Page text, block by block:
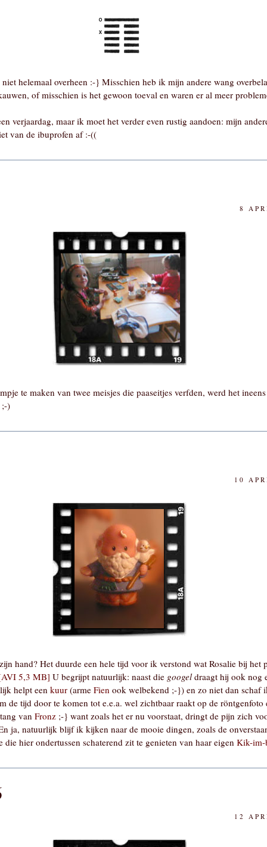
helemaal overheen :-} Misschien heb ik mijn andere wang
of misschien is het gewoon toeval en waren er al meer
verjaardag, maar ik moet het verder even rustig aandoen: mijn
van de ibuprofen af :-((
8
te maken van twee meisjes die paaseitjes verfden, werd het
;-)
10
hand? Het duurde een hele tijd voor ik verstond wat Rosalie bij het
5,3 MB] U begrijpt natuurlijk: naast die googeldraagt hij ook nog
helpt een kuur (arme Fien ook welbekend ;-}) en zo niet dan schaf
de tijd door te komen tot e.e.a. wel zichtbaar raakt op de röntgenfoto
van Fronz ;-} want zoals het er nu voorstaat, dringt de pijn zich
ja, natuurlijk blijf ik kijken naar de mooie dingen, zoals de
die hier ondertussen schaterend zit te genieten van haar eigen Kik-
12